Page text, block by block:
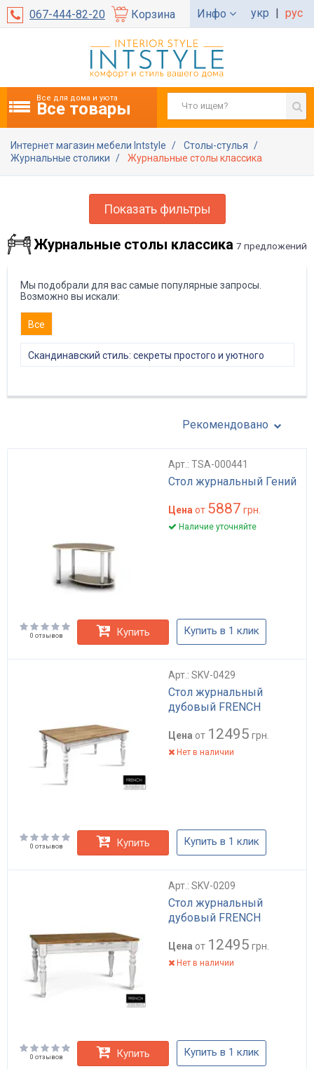
067-444-82-20 Корзина Инфо укр | рус
Все для дома и уюта
Все товары
Интернет магазин мебели Intstyle
Столы-стулья
Журнальные столики
Журнальные столы классика
Показать фильтры
Журнальные столы классика 7 предложений
Мы подобрали для вас самые популярные запросы.
Возможно вы искали:
Все
Скандинавский стиль: секреты простого и уютного
Рекомендовано
Арт.: TSA-000441
Стол журнальный Гений
Цена от 5887 грн.
Наличие уточняйте
0 отзывов Купить Купить в 1 клик
Арт.: SKV-0429
Стол журнальный
дубовый FRENCH
Цена от 12495 грн.
Нет в наличии
0 отзывов Купить Купить в 1 клик
Арт.: SKV-0209
Стол журнальный
дубовый FRENCH
Цена от 12495 грн.
Нет в наличии
0 отзывов Купить Купить в 1 клик